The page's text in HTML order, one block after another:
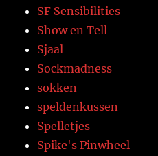
SF Sensibilities
Show en Tell
Sjaal
Sockmadness
sokken
speldenkussen
Spelletjes
Spike's Pinwheel